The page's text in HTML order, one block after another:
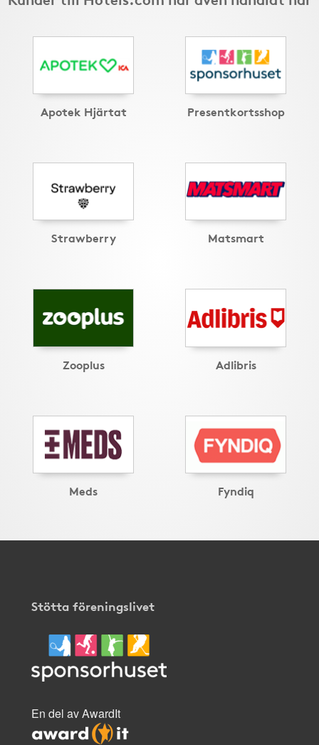
Apotek Hjärtat Presentkortsshop
Strawberry Matsmart
Zooplus Adlibris
Meds Fyndiq
Stötta föreningslivet
En del av AwardIt